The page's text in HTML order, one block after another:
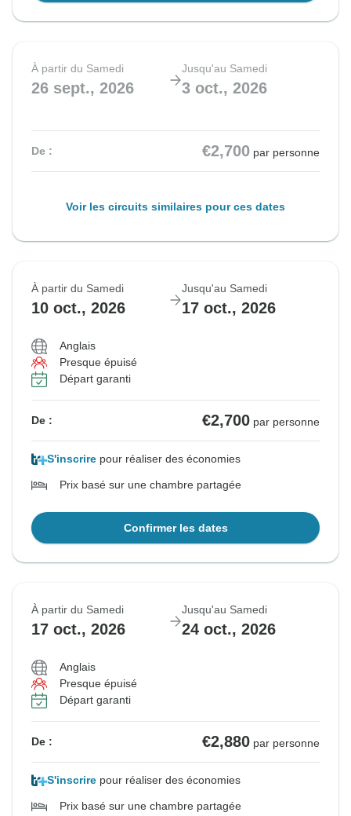
À partir du Samedi
26 sept., 2026
Jusqu'au Samedi
3 oct., 2026
De : €2,700 par personne
Voir les circuits similaires pour ces dates
À partir du Samedi
10 oct., 2026
Jusqu'au Samedi
17 oct., 2026
Anglais
Presque épuisé
Départ garanti
De : €2,700 par personne
S'inscrire pour réaliser des économies
Prix basé sur une chambre partagée
Confirmer les dates
À partir du Samedi
17 oct., 2026
Jusqu'au Samedi
24 oct., 2026
Anglais
Presque épuisé
Départ garanti
De : €2,880 par personne
S'inscrire pour réaliser des économies
Prix basé sur une chambre partagée